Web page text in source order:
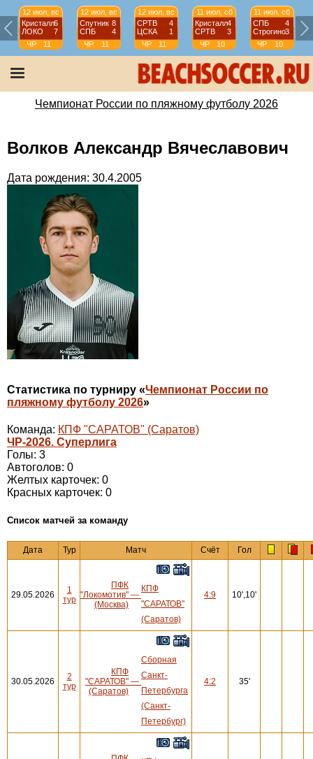
12 июл, вс
Кристалл6
ЛОКО
7
ЧР
11
тур
12 июл, вс
Спутник 8
СПБ
4
ЧР
11
тур
12 июл, вс
СРТВ
4
ЦСКА
1
ЧР
11
тур
11 июл, сб
Кристалл4
СРТВ
3
ЧР
10
тур
11 июл, сб
СПБ
4
Строгино3
ЧР
10
тур
Чемпионат России по пляжному футболу 2026
Волков Александр Вячеславович
Дата рождения: 30.4.2005
Статистика по турниру «Чемпионат России по
пляжному футболу 2026»
Команда: КПФ "САРАТОВ" (Саратов)
ЧР-2026. Суперлига
Голы: 3
Автоголов: 0
Желтых карточек: 0
Красных карточек: 0
Cписок матчей за команду
Дата Тур Матч Счёт Гол
29.05.2026
1
тур
ПФК
"Локомотив"
(Москва)
—
КПФ
"САРАТОВ"
(Саратов)
4:9 10',10'
30.05.2026
2
тур
КПФ
"САРАТОВ"
(Саратов)
—
Сборная
Санкт-
Петербурга
(Санкт-
Петербург)
4:2 35'